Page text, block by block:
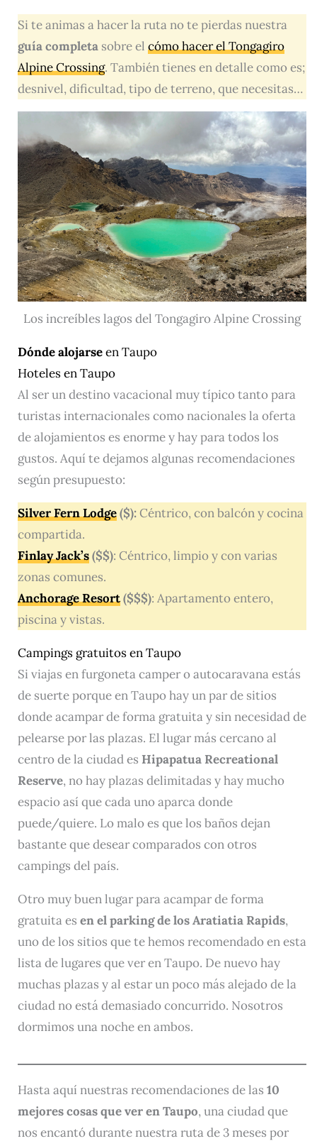
Si te animas a hacer la ruta no te pierdas nuestra
guía completa sobre el cómo hacer el Tongagiro
Alpine Crossing. También tienes en detalle como es;
desnivel, dificultad, tipo de terreno, que necesitas…
Los increíbles lagos del Tongagiro Alpine Crossing
Dónde alojarseen Taupo
Hoteles en Taupo
Al ser un destino vacacional muy típico tanto para
turistas internacionales como nacionales la oferta
de alojamientos es enorme y hay para todos los
gustos. Aquí te dejamos algunas recomendaciones
según presupuesto:
Silver Fern Lodge($):Céntrico, con balcón y cocina
compartida.
Finlay Jack’s($$): Céntrico, limpio y con varias
zonas comunes.
Anchorage Resort($$$): Apartamento entero,
piscina y vistas.
Campings gratuitos en Taupo
Si viajas en furgoneta camper o autocaravana estás
de suerte porque en Taupo hay un par de sitios
donde acampar de forma gratuita y sin necesidad de
pelearse por las plazas. El lugar más cercano al
centro de la ciudad es Hipapatua Recreational
Reserve, no hay plazas delimitadas y hay mucho
espacio así que cada uno aparca donde
puede/quiere. Lo malo es que los baños dejan
bastante que desear comparados con otros
campings del país.
Otro muy buen lugar para acampar de forma
gratuita es en el parking de los Aratiatia Rapids,
uno de los sitios que te hemos recomendado en esta
lista de lugares que ver en Taupo. De nuevo hay
muchas plazas y al estar un poco más alejado de la
ciudad no está demasiado concurrido. Nosotros
dormimos una noche en ambos.
Hasta aquí nuestras recomendaciones de las 10
mejores cosas que ver en Taupo, una ciudad que
nos encantó durante nuestra ruta de 3 meses por